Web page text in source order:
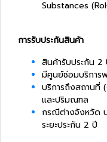
Substances
การรับประกันสินค้า
สินค้ารับประกัน 2
มีศูนย์ซ่อมบริการ
บริการถึงสถานที่
และปริมณฑล
กรณีต่างจังหวัด บ
ระยะประกัน 2 ปี